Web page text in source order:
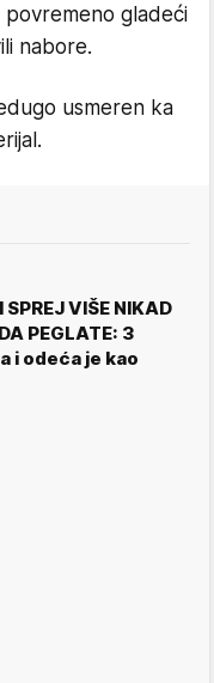
povremeno gladeći
nabore.
usmeren ka
VIŠE NIKAD
PEGLATE: 3
i odeća je kao